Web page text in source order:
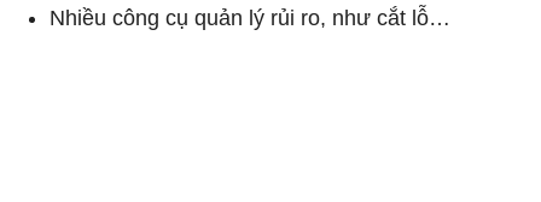
Nhiều công cụ quản lý rủi ro, như cắt lỗ…